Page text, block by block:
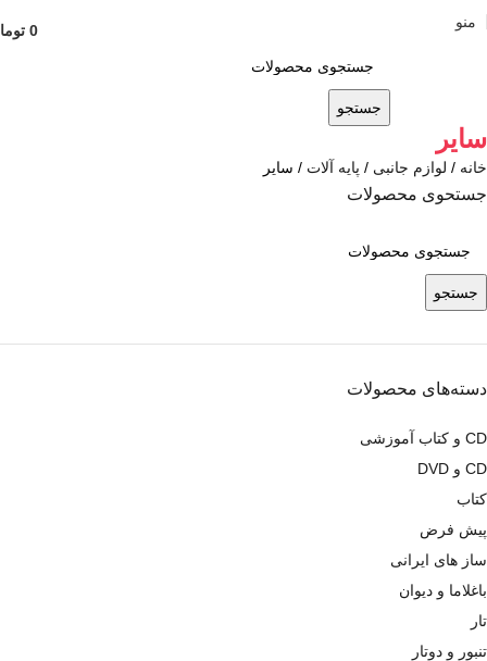
منو 0
جستجو
سایر
خانه لوازم جانبی پایه آلات سایر
جستحوی محصولات
جستجو
دسته‌های محصولات
CD و کتاب آموزشی
CD و DVD
کتاب
پیش فرض
ساز های ایرانی
باغلاما و دیوان
تار
تنبور و دوتار